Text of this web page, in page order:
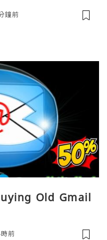
鐘前
Old Gmail
前